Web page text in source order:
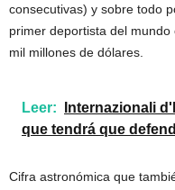
consecutivas) y sobre todo
primer deportista del
mil millones de dólares.
Leer:
Internazionali
que tendrá que
Cifra astronómica que